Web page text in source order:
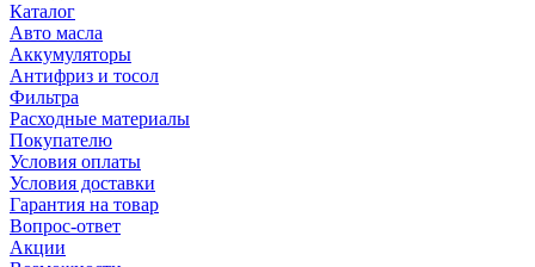
Каталог
Авто масла
Аккумуляторы
Антифриз и тосол
Фильтра
Расходные материалы
Покупателю
Условия оплаты
Условия доставки
Гарантия на товар
Вопрос-ответ
Акции